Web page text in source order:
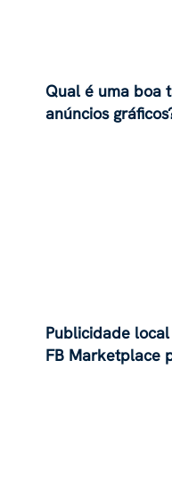
Qual é uma boa
anúncios
Publicidade
FB Marketplace